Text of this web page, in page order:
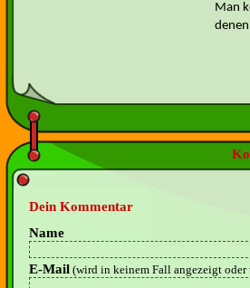
Man
Dein Kommentar
Name
E-Mail (wird in keinem Fall angezeigt oder